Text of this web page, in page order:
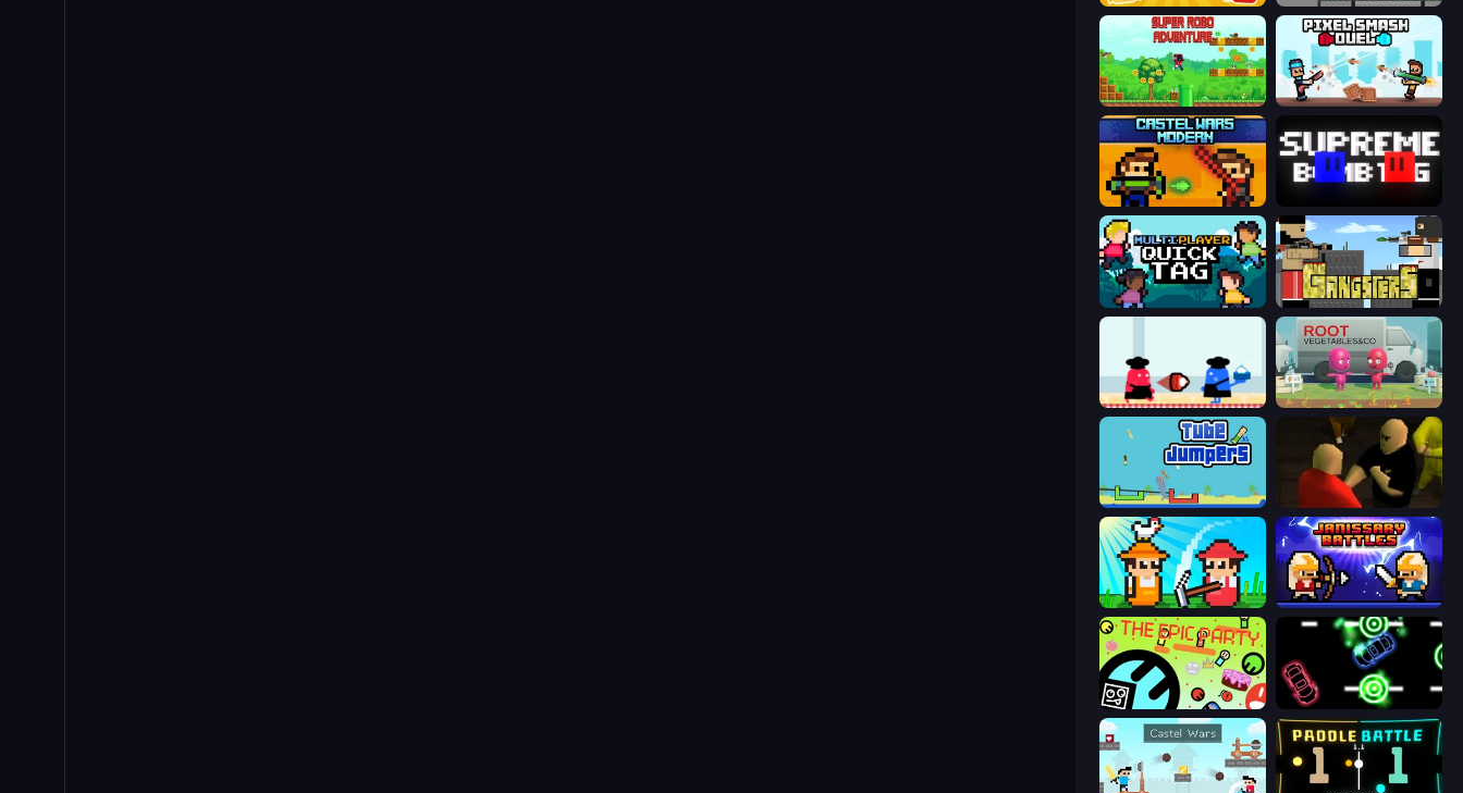
Super Robo - Adventure Pixel Smash Duel
Castle Wars: Modern
Multiplayer Quick Tag Gangsters
Clash of Cakes Root Vegetables & Co
Tube Jumpers
Farmer Challenge Party Janissary Battles
The Epic Party Glowit - Two Players